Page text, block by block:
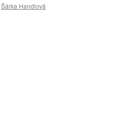
Šárka Handlová